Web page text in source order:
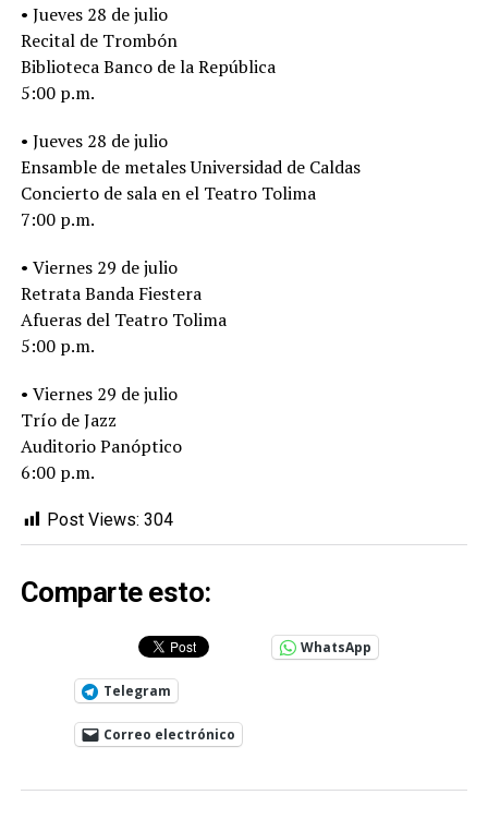
• Jueves 28 de julio
Recital de Trombón
Biblioteca Banco de la República
5:00 p.m.
• Jueves 28 de julio
Ensamble de metales Universidad de Caldas
Concierto de sala en el Teatro Tolima
7:00 p.m.
• Viernes 29 de julio
Retrata Banda Fiestera
Afueras del Teatro Tolima
5:00 p.m.
• Viernes 29 de julio
Trío de Jazz
Auditorio Panóptico
6:00 p.m.
Post Views: 304
Comparte esto:
WhatsApp
Telegram
Correo electrónico